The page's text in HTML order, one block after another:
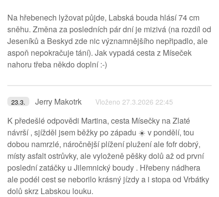
Na hřebenech lyžovat půjde, Labská bouda hlásí 74 cm
sněhu. Změna za posledních pár dní je mizivá (na rozdíl od
Jeseníků a Beskyd zde nic významnějšího nepřipadlo, ale
aspoň nepokračuje tání). Jak vypadá cesta z Míseček
nahoru třeba někdo doplní :-)
23.3. Jerry Makotrk Vloženo 27.3.2026 22:45
K předešlé odpovědi Martina, cesta Mísečky na Zlaté
návrší , sjížděl jsem běžky po západu ☀️ v pondělí, tou
dobou namrzlé, náročnější plížení plužení ale fofr dobrý,
místy asfalt ostrůvky, ale vyloženě pěšky dolů až od první
poslední zatáčky u Jilemnický boudy . Hřebeny nádhera
ale podél cest se neborilo krásný jízdy a i stopa od Vrbátky
dolů skrz Labskou louku.